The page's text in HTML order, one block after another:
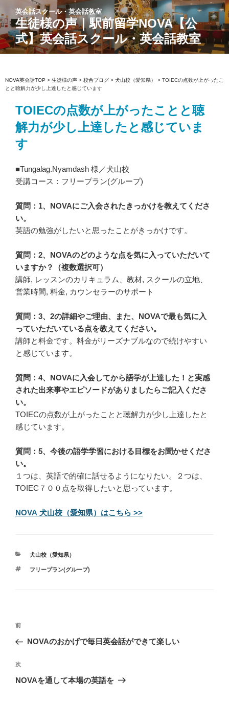
ン
テ
ン
ツ
ス
キ
英会話スクール・英会話教室
生徒様の声｜駅前留学NOVA【公
式】英会話スクール・英会話教室
NOVA英会話TOP > 生徒様の声 > 校舎ブログ > 犬山校（愛知県） > TOIECの点数が上がったこ
とと聴解力が少し上達したと感じています
TOIECの点数が上がったことと聴
解力が少し上達したと感じていま
す
■Tungalag.Nyamdash 様／犬山校
受講コース：フリープラン(グループ)
質問：1、NOVAにご入会されたきっかけを教えてくださ
い。
英語の勉強がしたいと思ったことがきっかけです。
質問：2、NOVAのどのような点を気に入っていただいて
いますか？（複数選択可）
講師, レッスンのカリキュラム、教材, スクールの立地、
営業時間, 料金, カウンセラーのサポート
質問：3、2の詳細やご理由、また、NOVAで最も気に入
っていただいている点を教えてください。
講師と料金です。料金がリーズナブルなので続けやすい
と感じています。
質問：4、NOVAに入会してから語学が上達した！と実感
された出来事やエピソードがありましたらご記入くださ
い。
TOIECの点数が上がったことと聴解力が少し上達したと
感じています。
質問：5、今後の語学学習における目標をお聞かせくださ
い。
１つは、英語で的確に話せるようになりたい。２つは、
TOIEC７００点を取得したいと思っています。
NOVA 犬山校（愛知県）はこちら >>
カ
ゴ
犬山校（愛知県）
タ
フリープラン(グループ)
投
ナ
ビ
ゲ
過
去
投
前
NOVAのおかげで毎日英会話ができて楽しい
次
の
次
NOVAを通して本場の英語を